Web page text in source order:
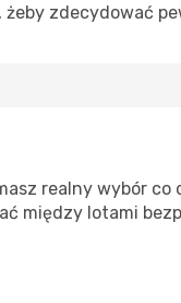
zdecydować
realny wybór
między lotami